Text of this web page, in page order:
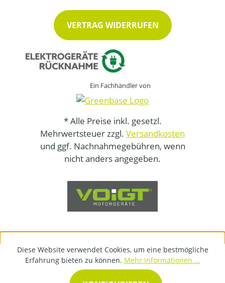
VERTRAG WIDERRUFEN
Ein Fachhändler von
* Alle Preise inkl. gesetzl.
Mehrwertsteuer zzgl. Versandkosten
und ggf. Nachnahmegebühren, wenn
nicht anders angegeben.
Diese Website verwendet Cookies, um eine bestmögliche
Erfahrung bieten zu können. Mehr Informationen ...